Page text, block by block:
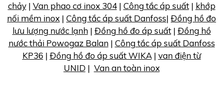
chảy| Van phao cơ inox 304| Công tắc áp suất| khớp
nối mềm inox | Công tắc áp suất Danfoss| Đồng hồ đo
lưu lượng nước lạnh| Đồng hồ đo áp suất| Đồng hồ
nước thải Powogaz Balan| Công tắc áp suất Danfoss
KP36 | Đồng hồ đo áp suất WIKA| van điện từ
UNID | Van an toàn inox